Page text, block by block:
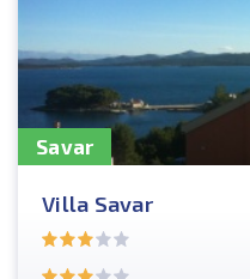
Savar
Villa Savar